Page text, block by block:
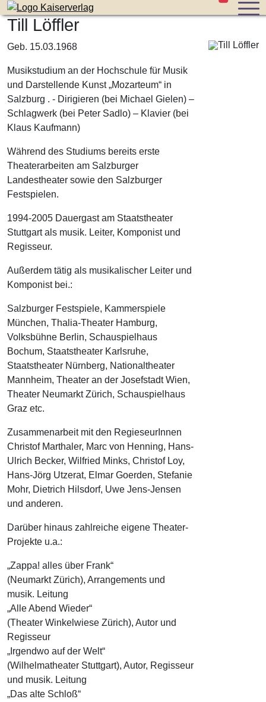
Zum Inhalt der Seite springen Stücke im
Till Löffler
Geb. 15.03.1968
Musikstudium an der Hochschule für Musik
und Darstellende Kunst „Mozarteum“ in
Salzburg . - Dirigieren (bei Michael Gielen) –
Schlagwerk (bei Peter Sadlo) – Klavier (bei
Klaus Kaufmann)
Während des Studiums bereits erste
Theaterarbeiten am Salzburger
Landestheater sowie den Salzburger
Festspielen.
1994-2005 Dauergast am Staatstheater
Stuttgart als musik. Leiter, Komponist und
Regisseur.
Außerdem tätig als musikalischer Leiter und
Komponist bei.:
Salzburger Festspiele, Kammerspiele
München, Thalia-Theater Hamburg,
Volksbühne Berlin, Schauspielhaus
Bochum, Staatstheater Karlsruhe,
Staatstheater Nürnberg, Nationaltheater
Mannheim, Theater an der Josefstadt Wien,
Theater Neumarkt Zürich, Schauspielhaus
Graz etc.
Zusammenarbeit mit den RegieseurInnen
Christof Marthaler, Marc von Henning, Hans-
Ulrich Becker, Wilfried Minks, Christof Loy,
Hans-Jörg Utzerat, Elmar Goerden, Stefanie
Mohr, Dietrich Hilsdorf, Uwe Jens-Jensen
und anderen.
Darüber hinaus zahlreiche eigene Theater-
Projekte u.a.:
„Zappa! alles über Frank“
(Neumarkt Zürich), Arrangements und
musik. Leitung
„Alle Abend Wieder“
(Theater Winkelwiese Zürich), Autor und
Regisseur
„Irgendwo auf der Welt“
(Wilhelmatheater Stuttgart), Autor, Regisseur
und musik. Leitung
„Das alte Schloß“